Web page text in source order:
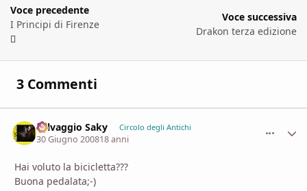
Voce precedente
I Principi di Firenze
Voce successiva
Drakon terza edizione
3 Commenti
Selvaggio Saky Circolo degli Antichi
30 Giugno 200818 anni
Hai voluto la bicicletta???
Buona pedalata;-)